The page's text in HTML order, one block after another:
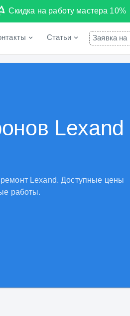
Скидка на работу мастера 10%
Статьи Заявка на
Lexand
Lexand. Доступные цены
работы.